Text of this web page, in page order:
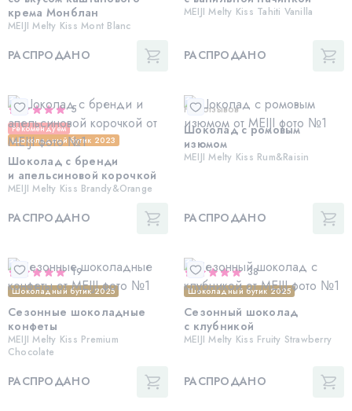
крема Монблан
MEIJI Melty Kiss Mont Blanc
РАСПРОДАНО
MEIJI Melty Kiss Tahiti Vanilla
РАСПРОДАНО
5
Рекомендуем
Шоколадный бутик 2023
Шоколад с бренди
и апельсиновой корочкой
MEIJI Melty Kiss Brandy&Orange
РАСПРОДАНО
Нет отзывов
Шоколад с ромовым
изюмом
MEIJI Melty Kiss Rum&Raisin
РАСПРОДАНО
19
Шоколадный бутик 2025
Сезонные шоколадные
конфеты
MEIJI Melty Kiss Premium
Chocolate
РАСПРОДАНО
38
Шоколадный бутик 2025
Сезонный шоколад
с клубникой
MEIJI Melty Kiss Fruity Strawberry
РАСПРОДАНО